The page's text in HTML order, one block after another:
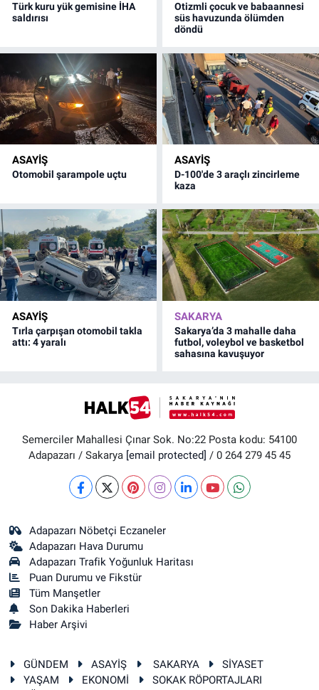
Türk kuru yük gemisine İHA
saldırısı
Otizmli çocuk ve babaannesi
süs havuzunda ölümden
döndü
ASAYİŞ
Otomobil şarampole uçtu
ASAYİŞ
D-100'de 3 araçlı zincirleme
kaza
ASAYİŞ
Tırla çarpışan otomobil takla
attı: 4 yaralı
SAKARYA
Sakarya’da 3 mahalle daha
futbol, voleybol ve basketbol
sahasına kavuşuyor
Semerciler Mahallesi Çınar Sok. No:22 Posta kodu: 54100
Adapazarı / Sakarya [email protected] / 0 264 279 45 45
Adapazarı Nöbetçi Eczaneler
Adapazarı Hava Durumu
Adapazarı Trafik Yoğunluk Haritası
Puan Durumu ve Fikstür
Tüm Manşetler
Son Dakika Haberleri
Haber Arşivi
GÜNDEM ASAYİŞ SAKARYA
SİYASET
YAŞAM
EKONOMİ
SOKAK RÖPORTAJLARI